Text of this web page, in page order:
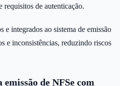
requisitos de autenticação.
integrados ao sistema de emissão
e inconsistências, reduzindo riscos
de NFSe com